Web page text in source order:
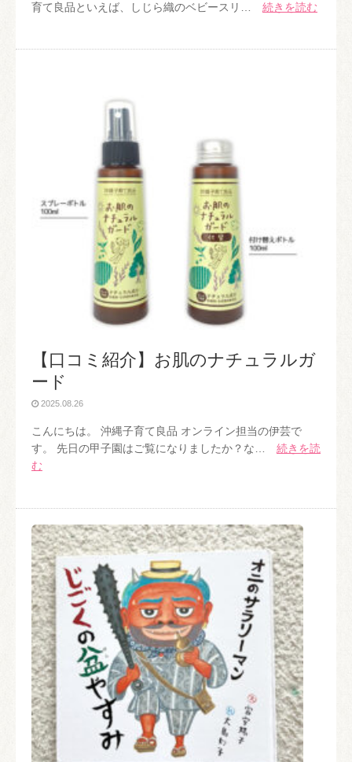
育て良品といえば、しじら織のベビースリ… 続きを読む
【口コミ紹介】お肌のナチュラルガ
ード
2025.08.26
こんにちは。 沖縄子育て良品 オンライン担当の伊芸で
す。 先日の甲子園はご覧になりましたか？な… 続きを読
む